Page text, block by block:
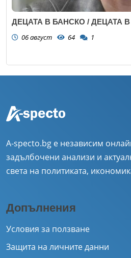
ДЕЦАТА В БАНСКО / ДЕЦАТА
06 август 64 1
A-specto.bg е независим
задълбочени анализи и
света на политиката,
Допълнения
Условия за ползване
Защита на личните данни